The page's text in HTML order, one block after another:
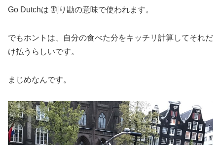
Go Dutchは 割り勘の意味で使われます。
でもホントは、自分の食べた分をキッチリ計算してそれだ
け払うらしいです。
まじめなんです。